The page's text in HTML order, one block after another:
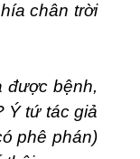
chân trời
được bệnh,
Ý tứ tác giả
phê phán)